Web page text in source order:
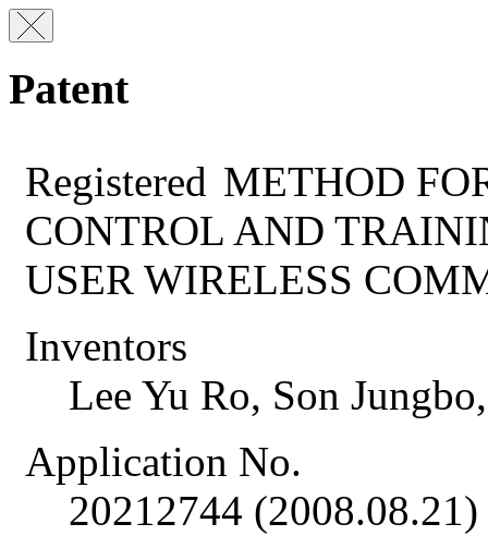
Patent
Registered METHOD
CONTROL AND
USER WIRELESS
Inventors
Lee Yu Ro, Son
Application No.
20212744 (2008.08.21)